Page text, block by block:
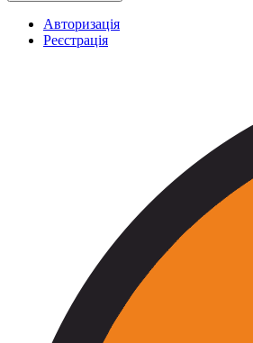
Авторизація
Реєстрація